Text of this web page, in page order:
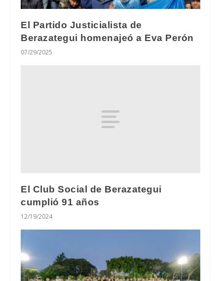
El Partido Justicialista de
Berazategui homenajeó a Eva Perón
07/29/2025
El Club Social de Berazategui
cumplió 91 años
12/19/2024